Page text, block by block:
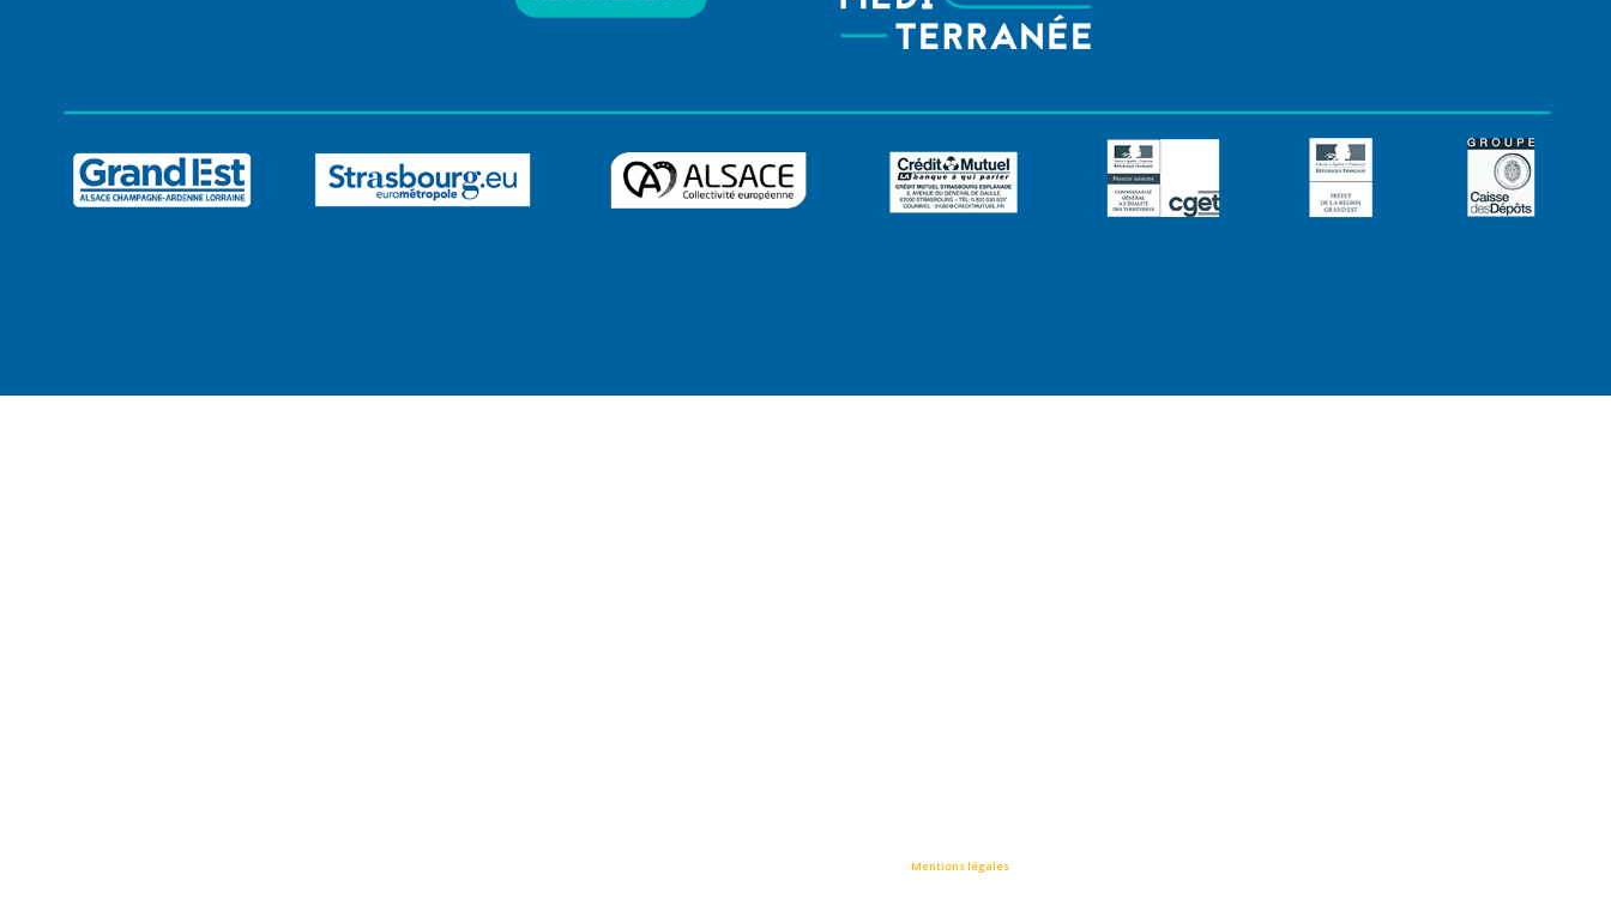
Mentions légales